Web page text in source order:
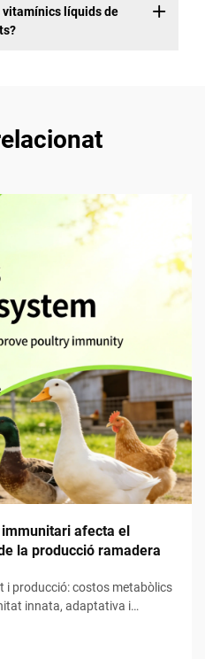
vitamínics líquids de
afecta el
la producció ramadera
i producció: costos metabòlics
innata, adaptativa i